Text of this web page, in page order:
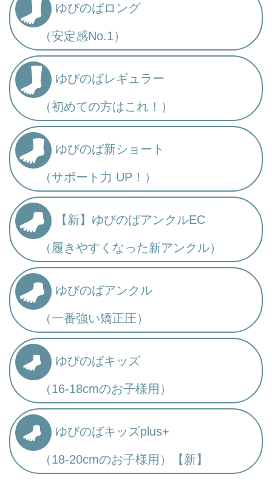
ゆびのばロング
（安定感No.1）
ゆびのばレギュラー
（初めての方はこれ！）
ゆびのば新ショート
（サポート力 UP！）
【新】ゆびのばアンクルEC
（履きやすくなった新アンクル）
ゆびのばアンクル
（一番強い矯正圧）
ゆびのばキッズ
（16-18cmのお子様用）
ゆびのばキッズplus+
（18-20cmのお子様用）【新】